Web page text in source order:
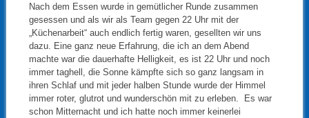
Nach dem Essen wurde in gemütlicher Runde zusammen
gesessen und als wir als Team gegen 22 Uhr mit der
„Küchenarbeit“ auch endlich fertig waren, gesellten wir uns
dazu. Eine ganz neue Erfahrung, die ich an dem Abend
machte war die dauerhafte Helligkeit, es ist 22 Uhr und noch
immer taghell, die Sonne kämpfte sich so ganz langsam in
ihren Schlaf und mit jeder halben Stunde wurde der Himmel
immer roter, glutrot und wunderschön mit zu erleben. Es war
schon Mitternacht und ich hatte noch immer keinerlei